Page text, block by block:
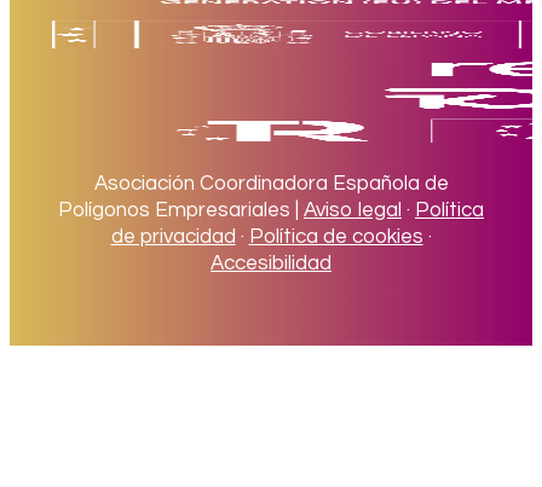
Asociación Coordinadora Española de
Polígonos Empresariales | Aviso legal · Política
de privacidad · Política de cookies ·
Accesibilidad